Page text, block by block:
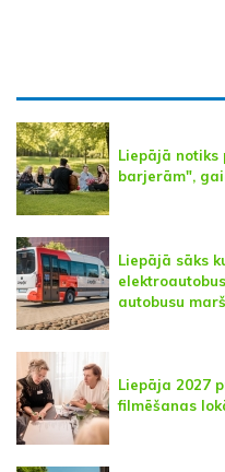
Liepājā notiks
barjerām",
Liepājā sāks
autobusu
Liepāja 2027
filmēšanas